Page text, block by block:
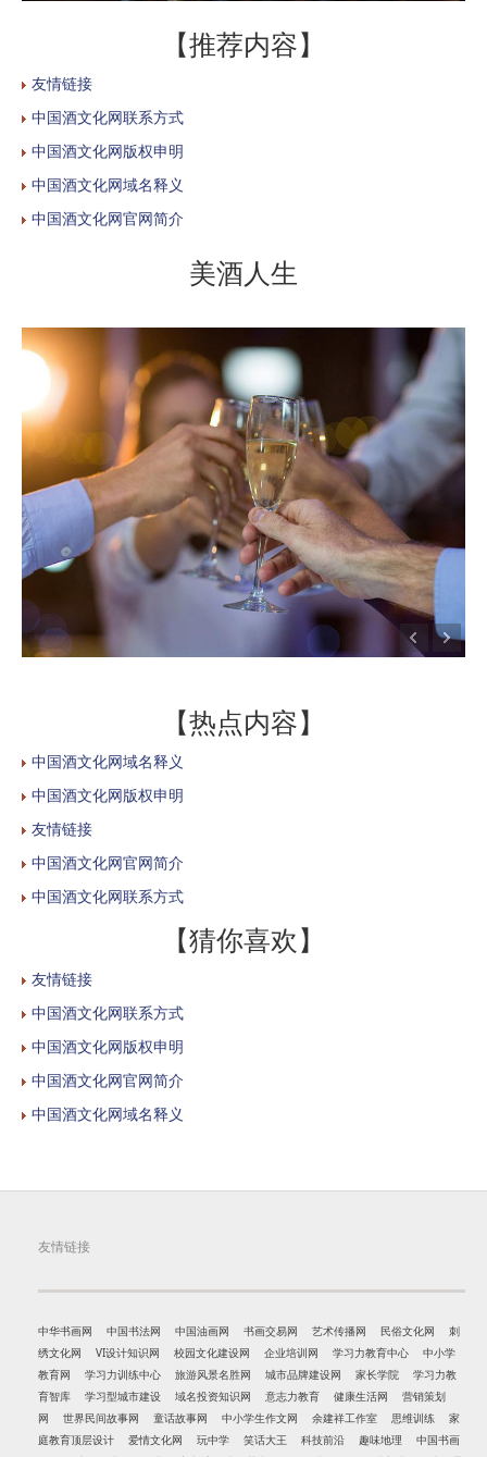
【推荐内容】
友情链接
中国酒文化网联系方式
中国酒文化网版权申明
中国酒文化网域名释义
中国酒文化网官网简介
美酒人生
【热点内容】
中国酒文化网域名释义
中国酒文化网版权申明
友情链接
中国酒文化网官网简介
中国酒文化网联系方式
【猜你喜欢】
友情链接
中国酒文化网联系方式
中国酒文化网版权申明
中国酒文化网官网简介
中国酒文化网域名释义
友情链接
中华书画网 中国书法网 中国油画网 书画交易网 艺术传播网 民俗文化网
刺
绣文化网
VI设计知识网 校园文化建设网 企业培训网 学习力教育中心
中小学
教育网
学习力训练中心 旅游风景名胜网 城市品牌建设网 家长学院
学习力教
育智库
学习型城市建设 域名投资知识网 意志力教育 健康生活网
营销策划
网
世界民间故事网 童话故事网 中小学生作文网 余建祥工作室 思维训练
家
庭教育顶层设计
爱情文化网 玩中学 笑话大王 科技前沿 趣味地理
中国书画